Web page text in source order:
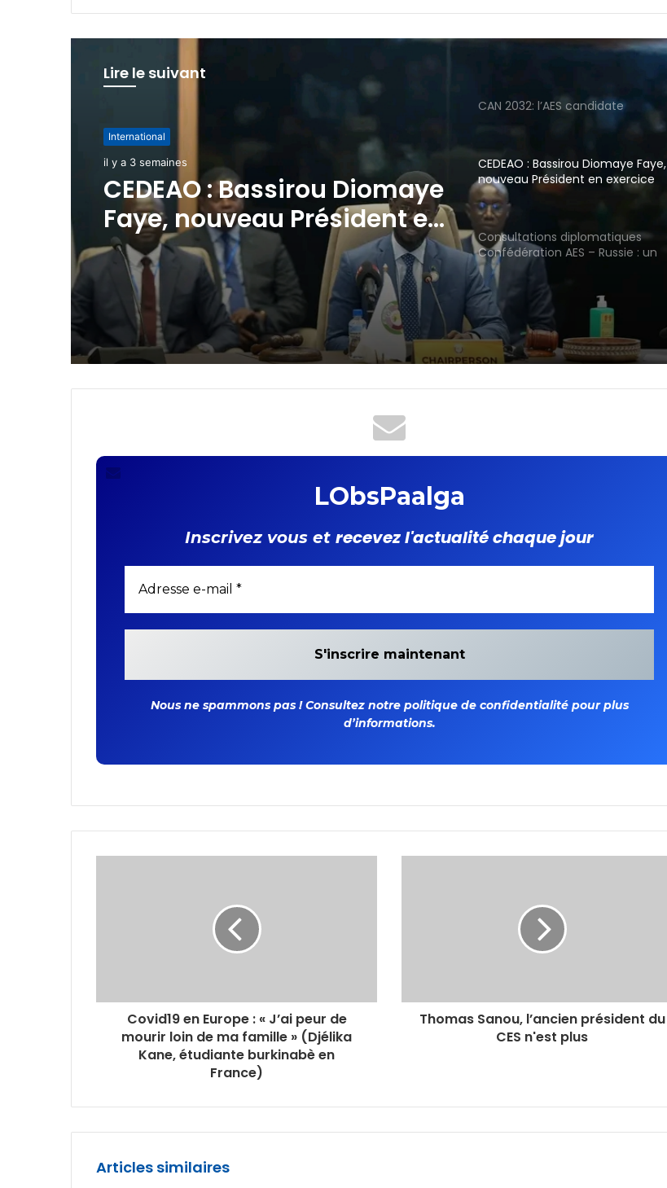
Lire le suivant
International
il y a 3 semaines
CEDEAO : Bassirou Diomaye
Faye, nouveau Président en
exercice
CAN 2032: l’AES candidate
CEDEAO : Bassirou Diomaye Faye,
nouveau Président en exercice
Consultations diplomatiques
Confédération AES – Russie : un
nouvel élan de renforcement du
partenariat stratégique entre les
deux parties
LObsPaalga
Inscrivez vous et recevez l'actualité chaque jour
Nous ne spammons pas ! Consultez notre politique de confidentialité pour plus
d’informations.
Covid19 en Europe : « J’ai peur de
mourir loin de ma famille » (Djélika
Kane, étudiante burkinabè en
France)
Thomas Sanou, l’ancien président du
CES n'est plus
Articles similaires